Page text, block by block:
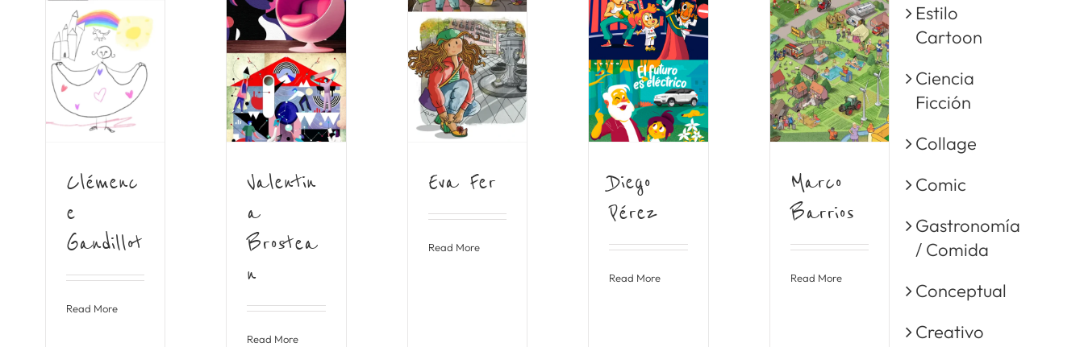
Clémenc
e
Gandillot
Read More
Valentin
a
Brostea
n
Read More
Eva Fer
Read More
Diego
Pérez
Read More
Marco
Barrios
Read More
Estilo
Cartoon
Ciencia
Ficción
Collage
Comic
Gastronomía
/ Comida
Conceptual
Creativo